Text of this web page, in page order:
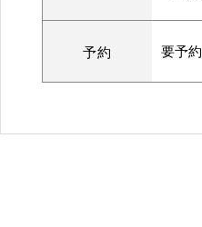
予約 要予約